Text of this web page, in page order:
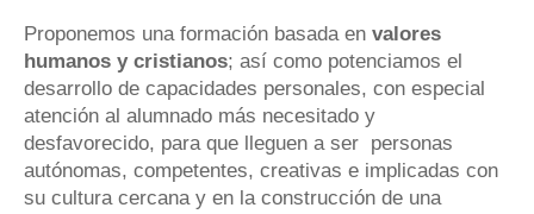
Proponemos una formación basada en valores
humanos y cristianos; así como potenciamos el
desarrollo de capacidades personales, con especial
atención al alumnado más necesitado y
desfavorecido, para que lleguen a ser personas
autónomas, competentes, creativas e implicadas con
su cultura cercana y en la construcción de una